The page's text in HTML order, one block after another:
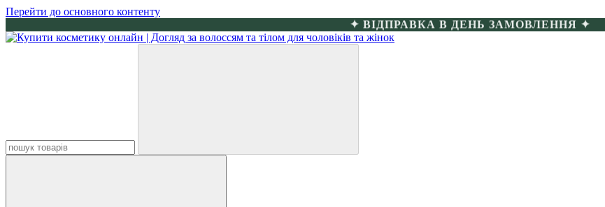
Перейти до основного контенту
✦ БЕЗКОШТОВНА ДОСТАВКА ВІД 4000 ГРН ✦